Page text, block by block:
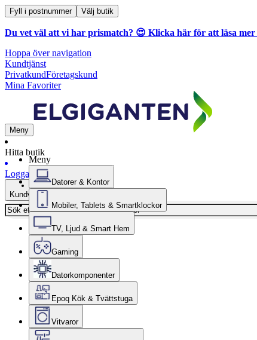
Fyll i postnummer Välj butik
Du vet väl att vi har prismatch? 😍 Klicka här för att läsa mer
Hoppa över navigation
Kundtjänst
PrivatkundFöretagskund
Mina Favoriter
Meny
Hitta butik
Logga in
Kundvagn
Meny
Datorer & Kontor
Mobiler, Tablets & Smartklockor
TV, Ljud & Smart Hem
Gaming
Datorkomponenter
Epoq Kök & Tvättstuga
Vitvaror